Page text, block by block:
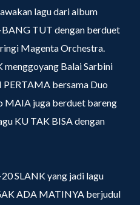
lagu dari album
TUT dengan berduet
Magenta Orchestra.
menggoyang Balai Sarbini
bersama Duo
MAIA juga berduet bareng
KU TAK BISA dengan
SLANK yang jadi lagu
ADA MATINYA berjudul